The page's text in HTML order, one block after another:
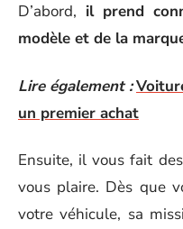
D’abord, il prend
modèle et de la
Lire également :
un premier achat
Ensuite, il vous fait
vous plaire. Dès que
votre véhicule, sa